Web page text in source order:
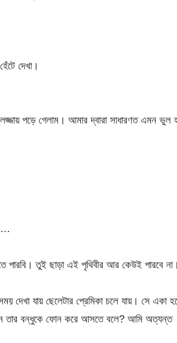
দেখা।
পড়ে গেলাম। আমার দ্বারা সাধারণত এমন ভুল
তুই ছাড়া এই পৃথিবীর আর কেউই পারবে না।
দেখা যায় ছেলেটার প্রেমিকা চলে যায়। সে একা
তার বন্ধুকে ফোন করে আসতে বলে? আমি অত্যন্ত